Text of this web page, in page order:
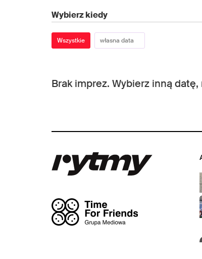
Wybierz kiedy
Wszystkie
Brak imprez. Wybierz inną